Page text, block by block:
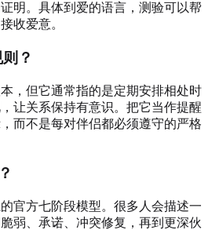
明。具体到爱的语言，测验可以帮
收爱意。
？
，但它通常指的是定期安排相处时
让关系保持有意识。把它当作提醒
而不是每对伴侣都必须遵守的严格
官方七阶段模型。很多人会描述一
弱、承诺、冲突修复，再到更深伙